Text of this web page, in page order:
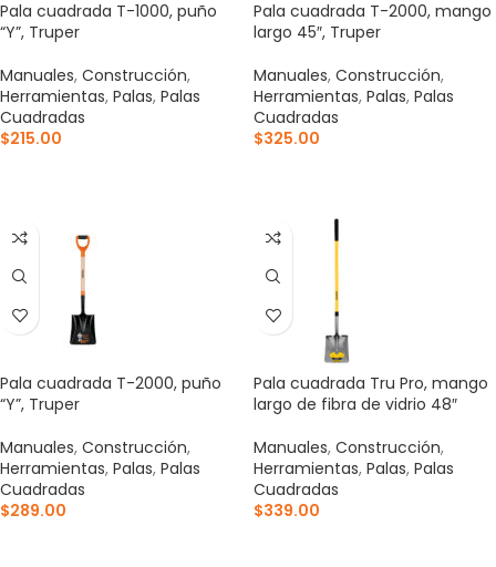
Pala cuadrada T-1000, puño
“Y”, Truper
Manuales, Construcción,
Herramientas, Palas, Palas
Cuadradas
$215.00
Pala cuadrada T-2000, mango
largo 45″, Truper
Manuales, Construcción,
Herramientas, Palas, Palas
Cuadradas
$325.00
Pala cuadrada T-2000, puño
“Y”, Truper
Manuales, Construcción,
Herramientas, Palas, Palas
Cuadradas
$289.00
Pala cuadrada Tru Pro, mango
largo de fibra de vidrio 48″
Manuales, Construcción,
Herramientas, Palas, Palas
Cuadradas
$339.00